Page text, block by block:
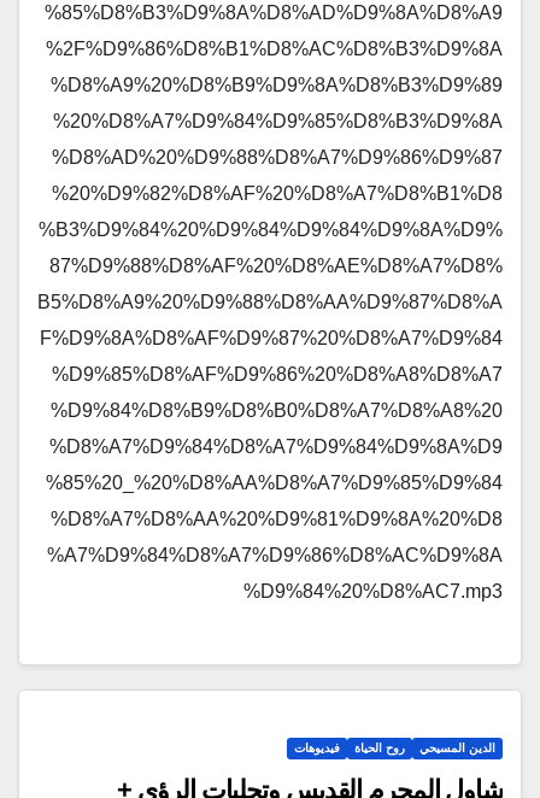
%85%D8%B3%D9%8A%D8%AD%D9%8A%D8%A9
%2F%D9%86%D8%B1%D8%AC%D8%B3%D9%8A
%D8%A9%20%D8%B9%D9%8A%D8%B3%D9%89
%20%D8%A7%D9%84%D9%85%D8%B3%D9%8A
%D8%AD%20%D9%88%D8%A7%D9%86%D9%87
%20%D9%82%D8%AF%20%D8%A7%D8%B1%D8
%B3%D9%84%20%D9%84%D9%84%D9%8A%D9%
87%D9%88%D8%AF%20%D8%AE%D8%A7%D8%
B5%D8%A9%20%D9%88%D8%AA%D9%87%D8%A
F%D9%8A%D8%AF%D9%87%20%D8%A7%D9%84
%D9%85%D8%AF%D9%86%20%D8%A8%D8%A7
%D9%84%D8%B9%D8%B0%D8%A7%D8%A8%20
%D8%A7%D9%84%D8%A7%D9%84%D9%8A%D9
%85%20_%20%D8%AA%D8%A7%D9%85%D9%84
%D8%A7%D8%AA%20%D9%81%D9%8A%20%D8
%A7%D9%84%D8%A7%D9%86%D8%AC%D9%8A
%D9%84%20%D8%AC7.mp3
الدين المسيحي روح الحياة فيديوهات
شاول المجرم القديس وتجليات الرؤى +